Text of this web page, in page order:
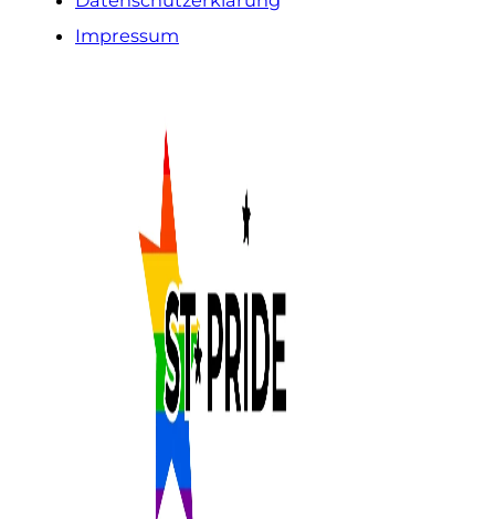
Impressum